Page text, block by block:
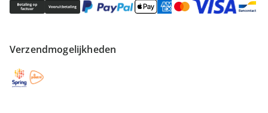
Verzendmogelijkheden